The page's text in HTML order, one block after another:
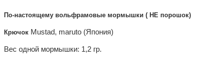
По-настоящему вольфрамовые мормышки ( НЕ порошок)
Крючок Mustad, maruto (Япония)
Вес одной мормышки: 1,2 гр.